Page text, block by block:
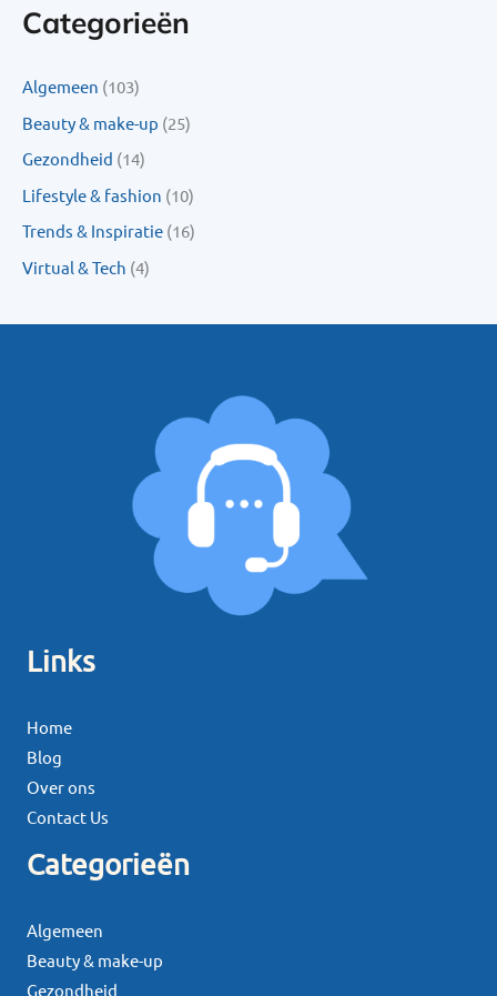
Categorieën
Algemeen (103)
Beauty & make-up (25)
Gezondheid (14)
Lifestyle & fashion (10)
Trends & Inspiratie (16)
Virtual & Tech (4)
Links
Home
Blog
Over ons
Contact Us
Categorieën
Algemeen
Beauty & make-up
Gezondheid